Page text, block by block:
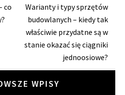
co
Warianty i typy sprzętów
budowlanych – kiedy tak
właściwie przydatne są w
stanie okazać się ciągniki
jednoosiowe?
WPISY